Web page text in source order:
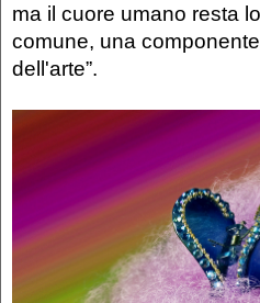
ma il cuore umano resta
comune, una
dell'arte”.